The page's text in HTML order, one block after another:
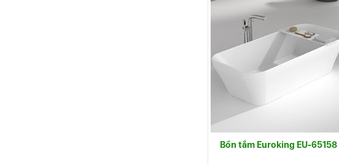
Bồn tắm Euroking EU-65158